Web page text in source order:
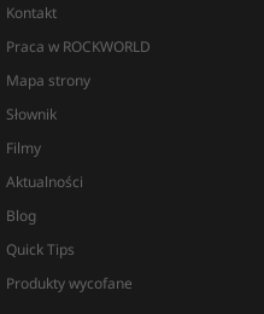
Kontakt
Praca w ROCKWORLD
Mapa strony
Słownik
Filmy
Aktualności
Blog
Quick Tips
Produkty wycofane